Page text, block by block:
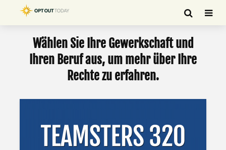
Wählen Sie Ihre Gewerkschaft und
Ihren Beruf aus, um mehr über Ihre
Rechte zu erfahren.